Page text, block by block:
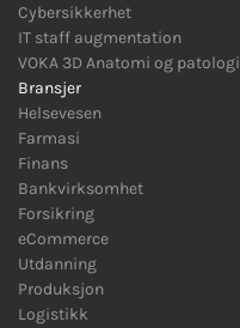
Cybersikkerhet
IT staff augmentation
VOKA 3D Anatomi og patologi
Bransjer
Helsevesen
Farmasi
Finans
Bankvirksomhet
Forsikring
eCommerce
Utdanning
Produksjon
Logistikk